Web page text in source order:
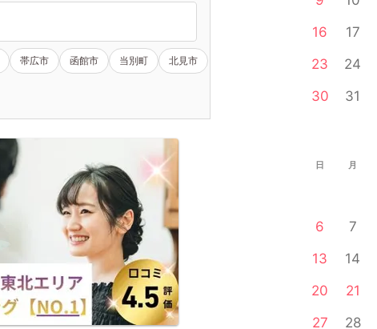
帯広市 函館市 当別町 北見市
16
17
23
24
30
31
日 月
6
7
13
14
20
21
27
28